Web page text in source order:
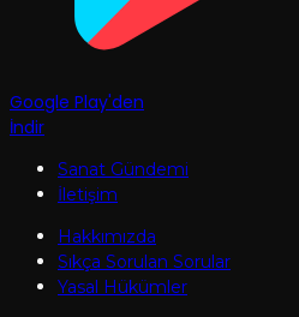
Google Play'den
İndir
Sanat Gündemi
İletişim
Hakkımızda
Sıkça Sorulan Sorular
Yasal Hükümler